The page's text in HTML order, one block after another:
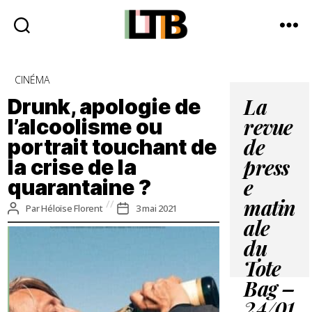
-
Média
d'information
quotidienne
Catégories
CINÉMA
Drunk, apologie de
l’alcoolisme ou
portrait touchant de
la crise de la
quarantaine ?
Auteur
de
ParHéloïse Florent
Date
de
3 mai 2021
La
revue
de
press
e
matin
ale
du
Tote
Bag –